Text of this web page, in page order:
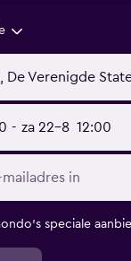
- za 22-8 12:00
speciale